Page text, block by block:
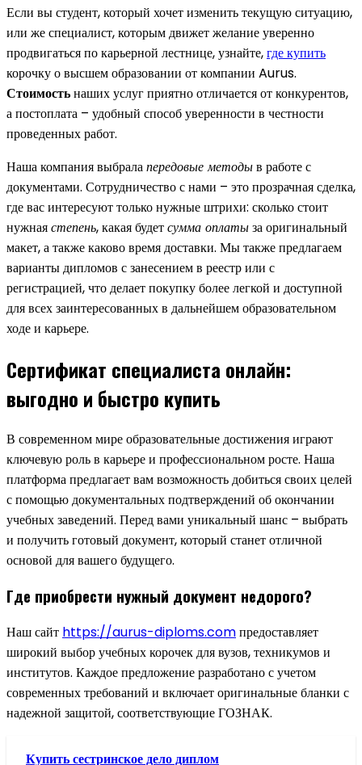
Если вы студент, который хочет изменить текущую ситуацию,
или же специалист, которым движет желание уверенно
продвигаться по карьерной лестнице, узнайте,где купить
корочку о высшем образовании от компании Aurus.
Стоимостьнаших услуг приятно отличается от конкурентов,
а постоплата – удобный способ уверенности в честности
проведенных работ.
Наша компания выбралапередовые методыв работе с
документами. Сотрудничество с нами – это прозрачная сделка,
где вас интересуют только нужные штрихи: сколько стоит
нужнаястепень, какая будетсумма оплатыза оригинальный
макет, а также каково время доставки. Мы также предлагаем
варианты дипломов с занесением в реестр или с
регистрацией, что делает покупку более легкой и доступной
для всех заинтересованных в дальнейшем образовательном
ходе и карьере.
Сертификат специалиста онлайн:
выгодно и быстро купить
В современном мире образовательные достижения играют
ключевую роль в карьере и профессиональном росте. Наша
платформа предлагает вам возможность добиться своих целей
с помощью документальных подтверждений об окончании
учебных заведений. Перед вами уникальный шанс – выбрать
и получить готовый документ, который станет отличной
основой для вашего будущего.
Где приобрести нужный документ недорого?
Наш сайт https://aurus-diploms.comпредоставляет
широкий выбор учебных корочек для вузов, техникумов и
институтов. Каждое предложение разработано с учетом
современных требований и включает оригинальные бланки с
надежной защитой, соответствующие ГОЗНАК.
Купить сестринское дело диплом